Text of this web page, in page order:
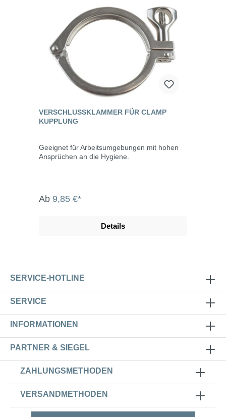
VERSCHLUSSKLAMMER FÜR CLAMP
KUPPLUNG
Geeignet für Arbeitsumgebungen mit hohen
Ansprüchen an die Hygiene.
Ab 9,85 €*
Details
SERVICE-HOTLINE
SERVICE
INFORMATIONEN
PARTNER & SIEGEL
ZAHLUNGSMETHODEN
VERSANDMETHODEN